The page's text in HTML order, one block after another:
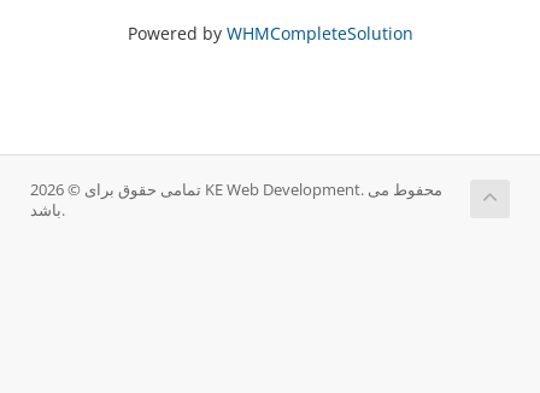
Powered by WHMCompleteSolution
تمامی حقوق برای © 2026 KE Web Development. محفوط می
باشد.